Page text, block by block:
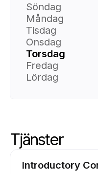
Söndag
Måndag
Tisdag
Onsdag
Torsdag
Fredag
Lördag
Tjänster
Introductory